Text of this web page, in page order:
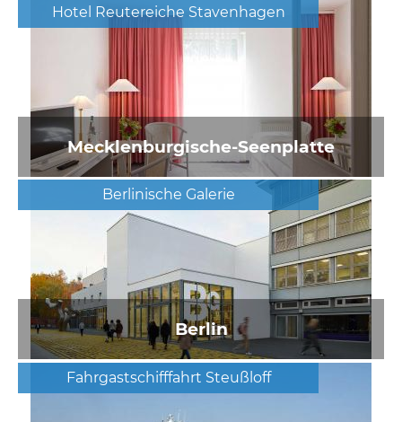
Hotel Reutereiche Stavenhagen
Mecklenburgische-Seenplatte
Berlinische Galerie
Berlin
Fahrgastschifffahrt Steußloff